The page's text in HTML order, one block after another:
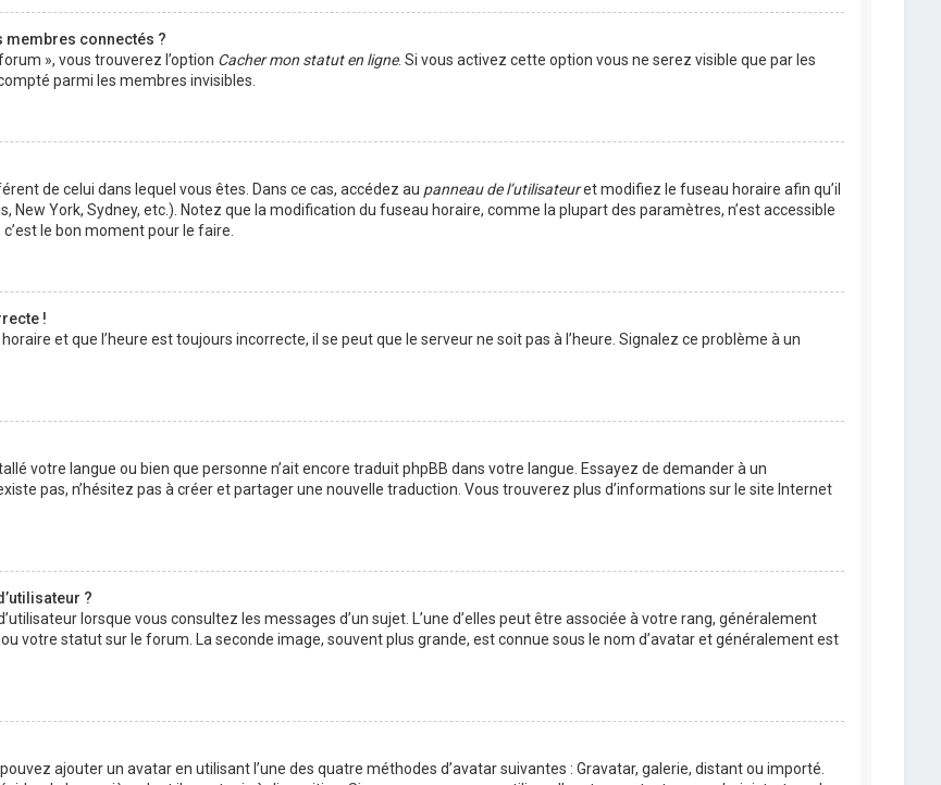
membres connectés ?
», vous trouverez l’option Cacher mon statut en ligne. Si vous activez cette option vous ne serez visible que par les
parmi les membres invisibles.
de celui dans lequel vous êtes. Dans ce cas, accédez au panneau de l’utilisateuret modifiez le fuseau horaire afin qu’il
New York, Sydney, etc.). Notez que la modification du fuseau horaire, comme la plupart des paramètres, n’est accessible
le bon moment pour le faire.
!
et que l’heure est toujours incorrecte, il se peut que le serveur ne soit pas à l’heure. Signalez ce problème à un
votre langue ou bien que personne n’ait encore traduit phpBB dans votre langue. Essayez de demander à un
pas, n’hésitez pas à créer et partager une nouvelle traduction. Vous trouverez plus d’informations sur le site Internet
?
lorsque vous consultez les messages d’un sujet. L’une d’elles peut être associée à votre rang, généralement
votre statut sur le forum. La seconde image, souvent plus grande, est connue sous le nom d’avatar et généralement est
ajouter un avatar en utilisant l’une des quatre méthodes d’avatar suivantes : Gravatar, galerie, distant ou importé.